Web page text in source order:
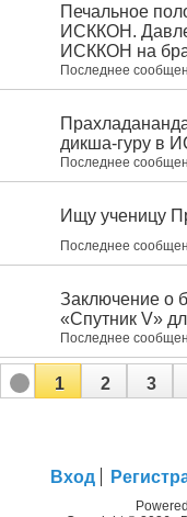
Печальное
ИСККОН.
ИСККОН на
Последнее
дикша-гуру в
Последнее
Ищу ученицу
Последнее
Заключение о
«Спутник V»
Последнее
1 2 3
Вход